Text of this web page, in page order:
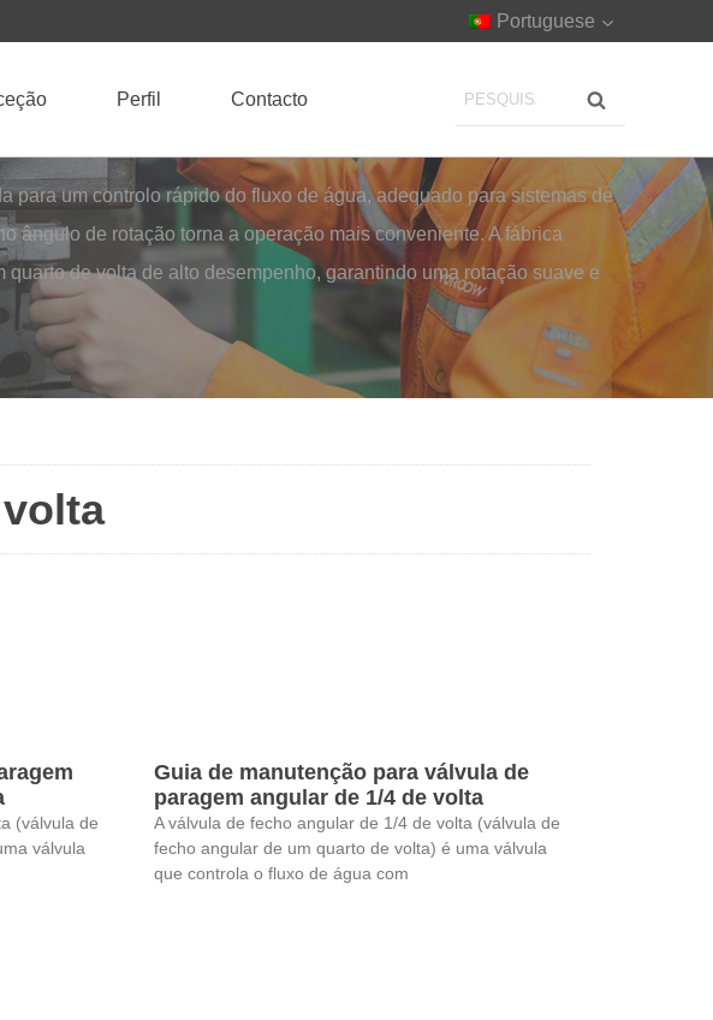
Portuguese
Perfil Contacto
para um controlo rápido do fluxo de água, adequado para sistemas de
ângulo de rotação torna a operação mais conveniente. A fábrica
de volta de alto desempenho, garantindo uma rotação suave e
(válvula de
válvula
Guia de manutenção para válvula de
paragem angular de 1/4 de volta
A válvula de fecho angular de 1/4 de volta (válvula de
fecho angular de um quarto de volta) é uma válvula
que controla o fluxo de água com